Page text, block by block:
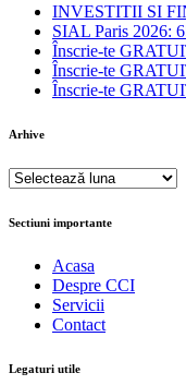
INVESTITII SI
SIAL Paris 2026:
Înscrie-te
Înscrie-te
Înscrie-te
Arhive
Arhive
Sectiuni importante
Acasa
Despre CCI
Servicii
Contact
Legaturi utile